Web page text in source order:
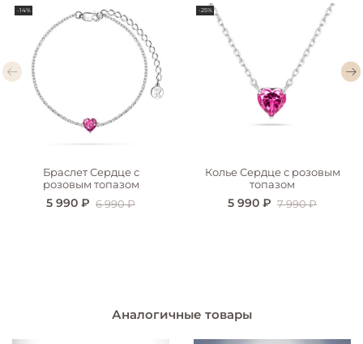
-14%
Браслет Сердце с
розовым топазом
5 990 ₽ 6 990 ₽
-25%
Колье Сердце с розовым
топазом
5 990 ₽ 7 990 ₽
Аналогичные товары